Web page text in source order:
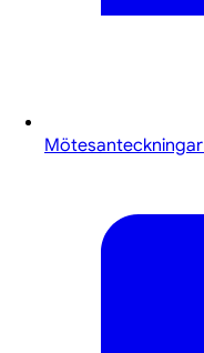
Mötesanteckningar